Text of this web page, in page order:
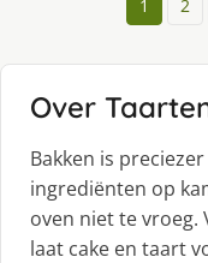
1 2
Over
Bakken is
ingrediënten op
oven niet te
laat cake en taart